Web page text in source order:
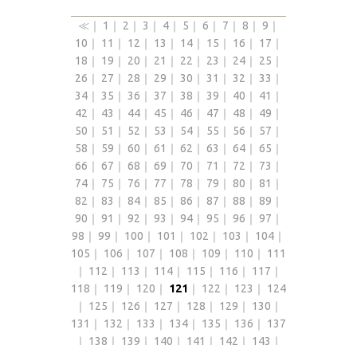
≪｜ 1 ｜ 2 ｜ 3 ｜ 4｜ 5 ｜ 6 ｜ 7 ｜ 8 ｜ 9 ｜
10 ｜ 11 ｜ 12 ｜ 13 ｜ 14｜ 15 ｜ 16 ｜ 17 ｜
18 ｜ 19 ｜ 20 ｜ 21 ｜ 22 ｜ 23 ｜ 24｜ 25 ｜
26 ｜ 27 ｜ 28 ｜ 29 ｜ 30 ｜ 31 ｜ 32 ｜ 33 ｜
34｜ 35 ｜ 36 ｜ 37 ｜ 38 ｜ 39 ｜ 40 ｜ 41 ｜
42 ｜ 43 ｜ 44｜ 45 ｜ 46 ｜ 47 ｜ 48 ｜ 49 ｜
50 ｜ 51 ｜ 52 ｜ 53 ｜ 54｜ 55 ｜ 56 ｜ 57 ｜
58 ｜ 59 ｜ 60 ｜ 61 ｜ 62 ｜ 63 ｜ 64｜ 65 ｜
66 ｜ 67 ｜ 68 ｜ 69 ｜ 70 ｜ 71 ｜ 72 ｜ 73 ｜
74｜ 75 ｜ 76 ｜ 77 ｜ 78 ｜ 79 ｜ 80 ｜ 81 ｜
82 ｜ 83 ｜ 84｜ 85 ｜ 86 ｜ 87 ｜ 88 ｜ 89 ｜
90 ｜ 91 ｜ 92 ｜ 93 ｜ 94｜ 95 ｜ 96 ｜ 97 ｜
98 ｜ 99 ｜ 100 ｜ 101 ｜ 102 ｜ 103 ｜ 104 ｜
105 ｜ 106 ｜ 107 ｜ 108 ｜ 109 ｜ 110 ｜ 111
｜ 112 ｜ 113 ｜ 114 ｜ 115 ｜ 116 ｜ 117 ｜
118 ｜ 119 ｜ 120 ｜ 121 ｜ 122 ｜ 123 ｜ 124
｜ 125 ｜ 126 ｜ 127 ｜ 128 ｜ 129 ｜ 130 ｜
131 ｜ 132 ｜ 133 ｜ 134 ｜ 135 ｜ 136 ｜ 137
｜ 138 ｜ 139 ｜ 140 ｜ 141 ｜ 142 ｜ 143 ｜